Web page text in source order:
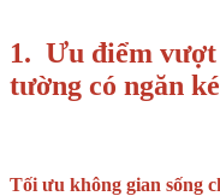
1. Ưu điểm
tường có ngăn
Tối ưu không gian sống